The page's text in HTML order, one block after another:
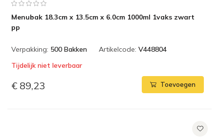
Menubak 18.3cm x 13.5cm x 6.0cm 1000ml 1vaks zwart
pp
Verpakking: 500 Bakken Artikelcode: V448804
Tijdelijk niet leverbaar
€ 89,23 Toevoegen